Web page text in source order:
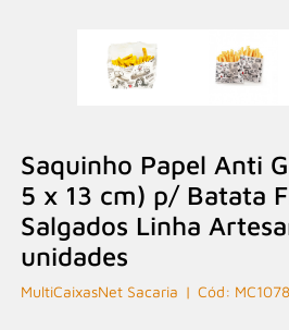
Saquinho Papel Anti
5 x 13 cm) p/ Batata
Salgados Linha
unidades
MultiCaixasNet Sacaria MC1078